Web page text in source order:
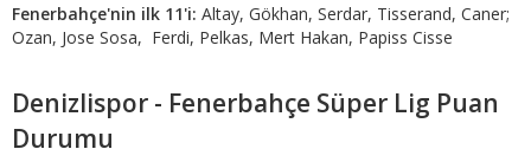
Fenerbahçe'nin ilk 11'i: Altay, Gökhan, Serdar, Tisserand, Caner;
Ozan, Jose Sosa, Ferdi, Pelkas, Mert Hakan, Papiss Cisse
Denizlispor - Fenerbahçe Süper Lig Puan
Durumu